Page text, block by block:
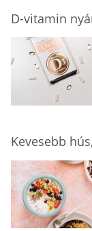
D-vitamin
Kevesebb